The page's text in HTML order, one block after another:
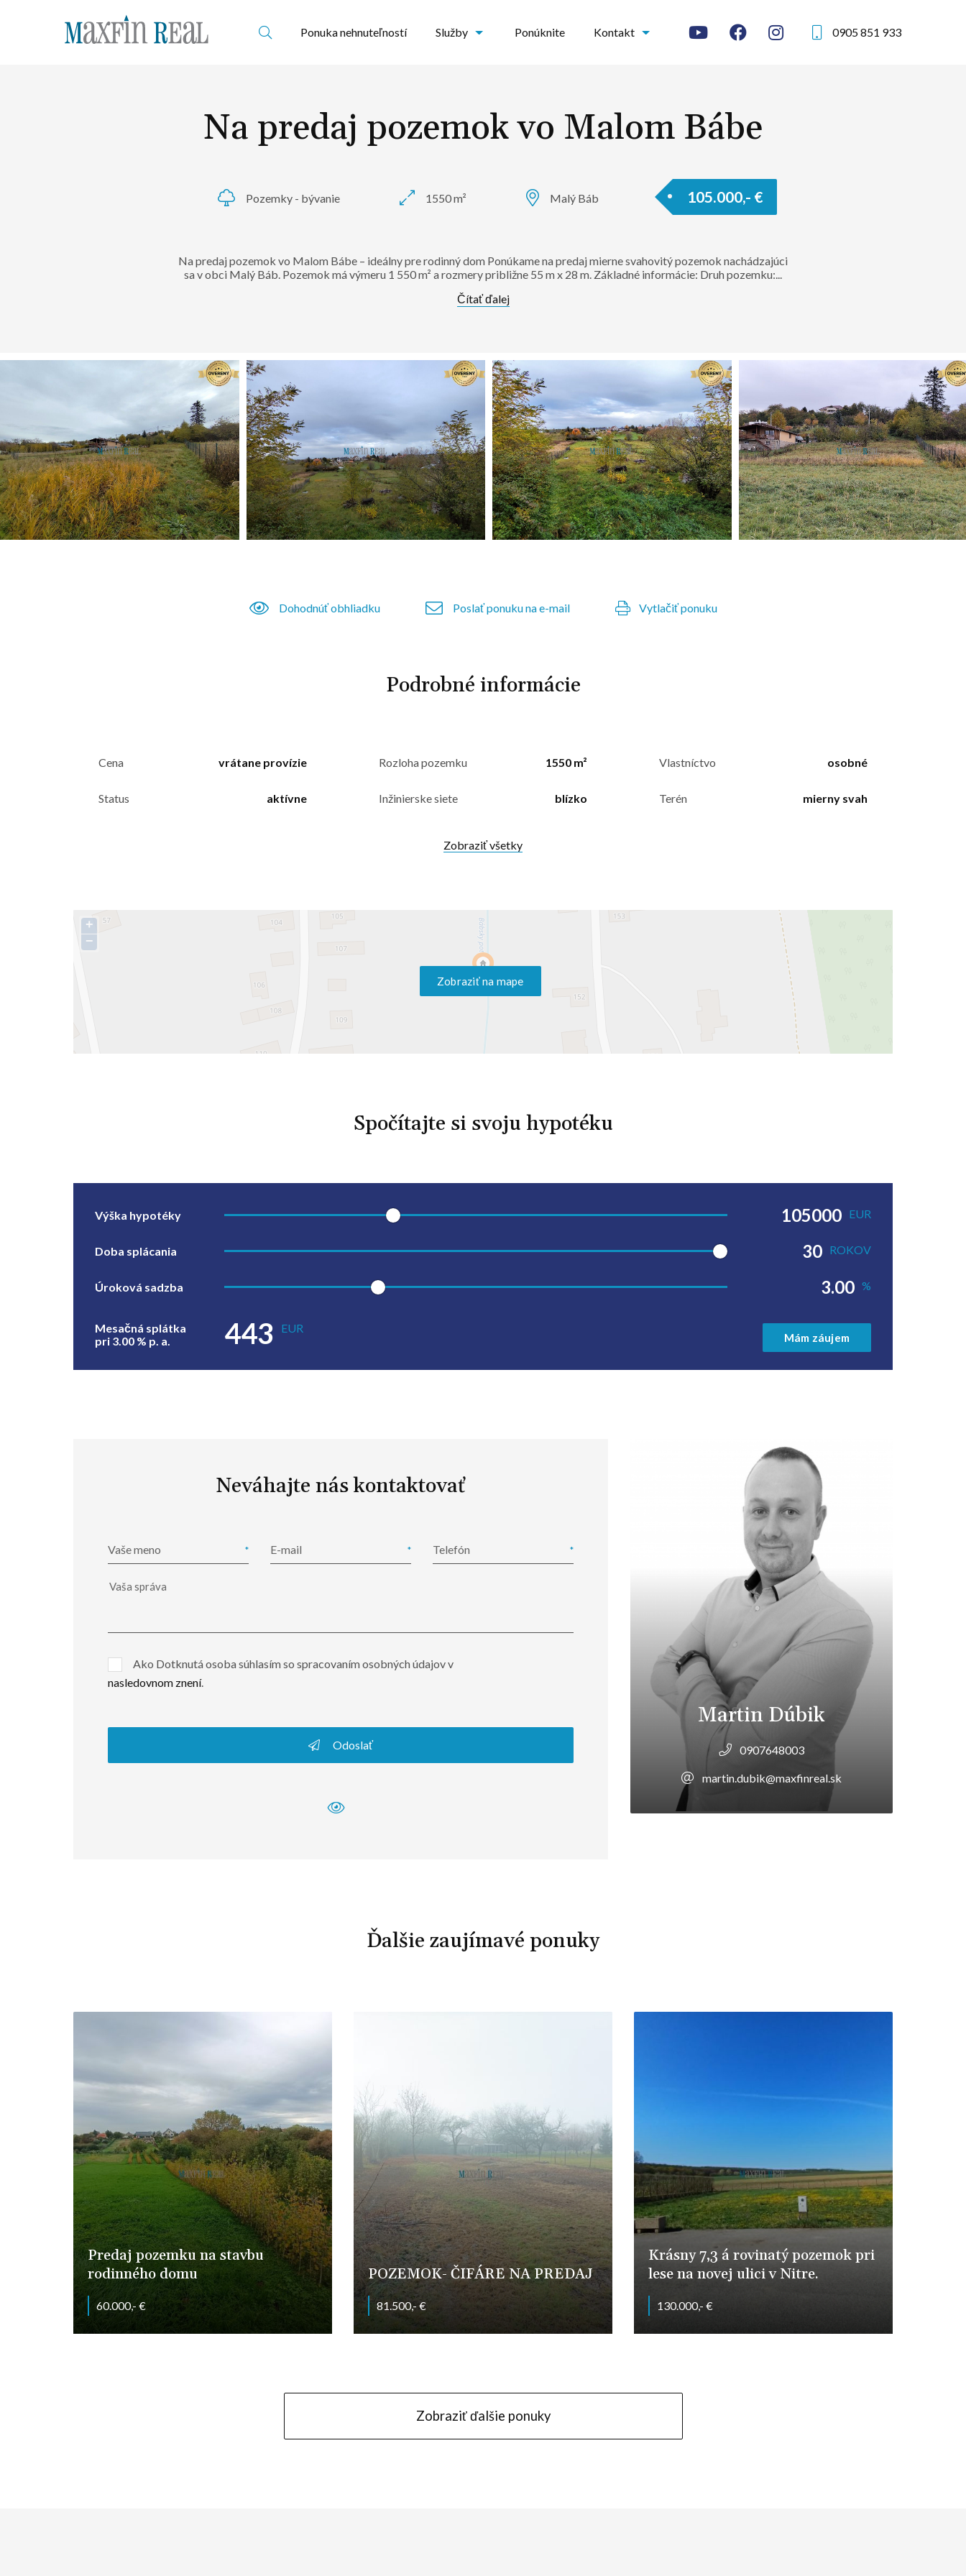
0905 851 933
Ponuka nehnuteľností Služby Ponúknite Kontakt
Na predaj pozemok vo Malom Bábe
Pozemky - bývanie 1550 m² Malý Báb 105.000,- €
Na predaj pozemok vo Malom Bábe – ideálny pre rodinný dom Ponúkame na predaj mierne svahovitý pozemok nachádzajúci
sa v obci Malý Báb. Pozemok má výmeru 1 550 m² a rozmery približne 55 m x 28 m. Základné informácie: Druh pozemku:...
Čítať ďalej
Dohodnúť obhliadku Poslať ponuku na e-mail Vytlačiť ponuku
Podrobné informácie
Cena vrátane provízie Rozloha pozemku 1550 m² Vlastníctvo osobné
Status aktívne Inžinierske siete blízko Terén mierny svah
Zobraziť všetky
Zobraziť na mape
+
−
Spočítajte si svoju hypotéku
Výška hypotéky EUR
Doba splácania ROKOV
Úroková sadzba %
Mám záujem
Mesačná splátka
pri 3.00 % p. a. 443 EUR
Neváhajte nás kontaktovať
Vaše meno E-mail Telefón
Ako Dotknutá osoba súhlasím so spracovaním osobných údajov v
nasledovnom znení.
Odoslať
Martin Dúbik
0907648003
martin.dubik@maxfinreal.sk
Ďalšie zaujímavé ponuky
Predaj pozemku na stavbu
rodinného domu
60.000,- €
POZEMOK- ČIFÁRE NA PREDAJ
81.500,- €
Krásny 7,3 á rovinatý pozemok pri
lese na novej ulici v Nitre.
130.000,- €
Zobraziť ďalšie ponuky